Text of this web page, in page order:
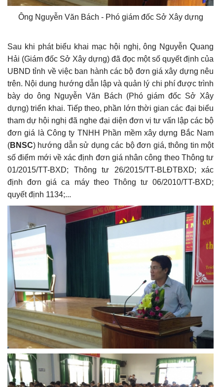
Ông Nguyễn Văn Bách - Phó giám đốc Sở Xây dựng
Sau khi phát biểu khai mạc hội nghị, ông Nguyễn Quang
Hải (Giám đốc Sở Xây dựng) đã đọc một số quyết định của
UBND tỉnh về việc ban hành các bộ đơn giá xây dựng nêu
trên. Nội dung hướng dẫn lập và quản lý chi phí được trình
bày do ông Nguyễn Văn Bách (Phó giám đốc Sở Xây
dựng) triển khai. Tiếp theo, phần lớn thời gian các đại biểu
tham dự hội nghị đã nghe đại diện đơn vị tư vấn lập các bộ
đơn giá là Công ty TNHH Phần mềm xây dựng Bắc Nam
(BNSC) hướng dẫn sử dụng các bộ đơn giá, thông tin một
số điểm mới về xác định đơn giá nhân công theo Thông tư
01/2015/TT-BXD; Thông tư 26/2015/TT-BLĐTBXD; xác
định đơn giá ca máy theo Thông tư 06/2010/TT-BXD;
quyết định 1134;...